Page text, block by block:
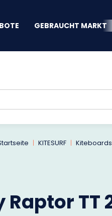
GEBRAUCHT MARKT
KITESURF Kiteboards
TT